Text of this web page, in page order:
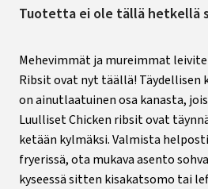
Tuotetta ei ole tällä hetkellä
Mehevimmät ja mureimmat
Ribsit ovat nyt täällä! Täydellisen
on ainutlaatuinen osa kanasta,
Luulliset Chicken ribsit ovat
ketään kylmäksi. Valmista
fryerissä, ota mukava asento
kyseessä sitten kisakatsomo tai